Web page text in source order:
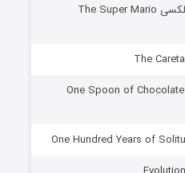
دانلود انیمیشن سوپر ماریو گلکسی The Super Mario
دانلود فیلم یک قاشق شکلات One Spoon of Chocolate